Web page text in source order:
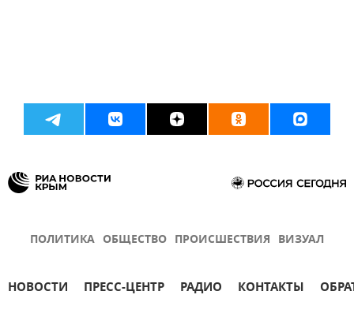
ПОЛИТИКА ОБЩЕСТВО ПРОИСШЕСТВИЯ ВИЗУАЛ
НОВОСТИ ПРЕСС-ЦЕНТР РАДИО КОНТАКТЫ